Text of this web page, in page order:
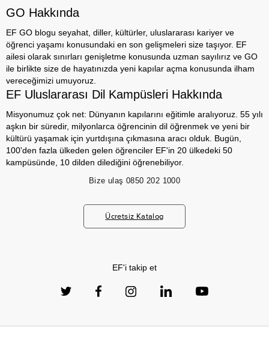
GO Hakkında
EF GO blogu seyahat, diller, kültürler, uluslararası kariyer ve
öğrenci yaşamı konusundaki en son gelişmeleri size taşıyor. EF
ailesi olarak sınırları genişletme konusunda uzman sayılırız ve GO
ile birlikte size de hayatınızda yeni kapılar açma konusunda ilham
vereceğimizi umuyoruz.
EF Uluslararası Dil Kampüsleri Hakkında
Misyonumuz çok net: Dünyanın kapılarını eğitimle aralıyoruz. 55 yılı
aşkın bir süredir, milyonlarca öğrencinin dil öğrenmek ve yeni bir
kültürü yaşamak için yurtdışına çıkmasına aracı olduk. Bugün,
100'den fazla ülkeden gelen öğrenciler EF'in 20 ülkedeki 50
kampüsünde, 10 dilden dilediğini öğrenebiliyor.
Bize ulaş 0850 202 1000
Ücretsiz Katalog
EF'i takip et